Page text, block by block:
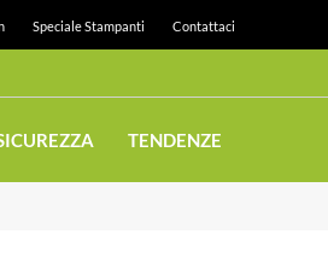
Speciale Stampanti Contattaci
TENDENZE